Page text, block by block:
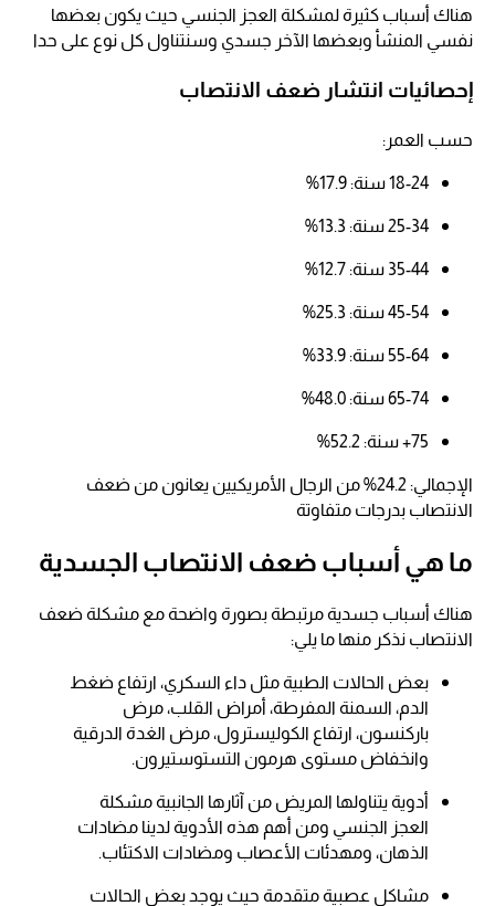
هناك أسباب كثيرة لمشكلة العجز الجنسي حيث يكون بعضها
نفسي المنشأ وبعضها الآخر جسدي وسنتناول كل نوع على حدا
إحصائيات انتشار ضعف الانتصاب
حسب العمر:
18-24 سنة: 17.9%​
25-34 سنة: 13.3%​
35-44 سنة: 12.7%​
45-54 سنة: 25.3%​
55-64 سنة: 33.9%​
65-74 سنة: 48.0%​
75+ سنة: 52.2%​
الإجمالي: 24.2% من الرجال الأمريكيين يعانون من ضعف
الانتصاب بدرجات متفاوتة
ما هي أسباب ضعف الانتصاب الجسدية
هناك أسباب جسدية مرتبطة بصورة واضحة مع مشكلة ضعف
الانتصاب نذكر منها ما يلي:
بعض الحالات الطبية مثل داء السكري، ارتفاع ضغط
الدم، السمنة المفرطة، أمراض القلب، مرض
باركنسون، ارتفاع الكوليسترول، مرض الغدة الدرقية
وانخفاض مستوى هرمون التستوستيرون.
أدوية يتناولها المريض من آثارها الجانبية مشكلة
العجز الجنسي ومن أهم هذه الأدوية لدينا مضادات
الذهان، ومهدئات الأعصاب ومضادات الاكتئاب.
مشاكل عصبية متقدمة حيث يوجد بعض الحالات